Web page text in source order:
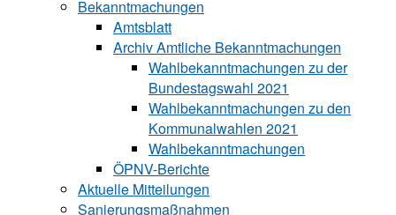
Bekanntmachungen
Amtsblatt
Archiv Amtliche Bekanntmachungen
Wahlbekanntmachungen zu der
Bundestagswahl 2021
Wahlbekanntmachungen zu den
Kommunalwahlen 2021
Wahlbekanntmachungen
ÖPNV-Berichte
Aktuelle Mitteilungen
Sa‍ni‍erungs‍maß‍nah‍men